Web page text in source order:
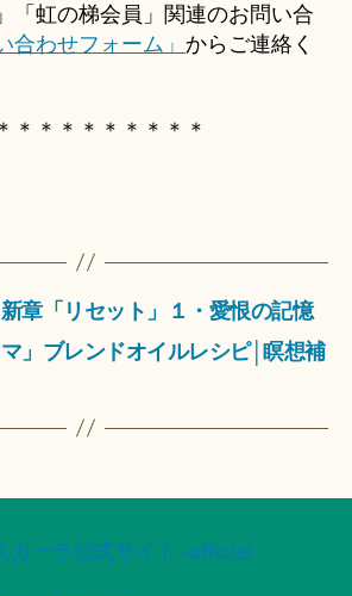
「虹の梯会員」関連のお問い合
合わせフォーム」 からご連絡く
＊＊＊＊＊＊＊＊＊
新章「リセット」１・愛恨の記憶
マ」ブレンドオイルレシピ│瞑想補
カーラ公式サイト -official